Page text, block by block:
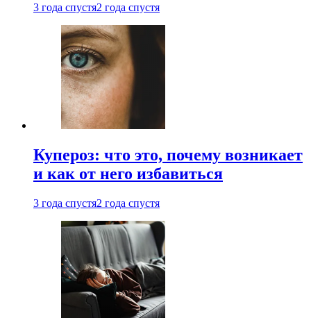
3 года спустя2 года спустя
Купероз: что это, почему возникает
и как от него избавиться
3 года спустя2 года спустя